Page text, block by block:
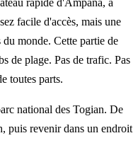
rapide d'Ampana, à
facile d'accès, mais une
monde. Cette partie de
de plage. Pas de trafic. Pas
toutes parts.
national des Togian. De
puis revenir dans un endroit